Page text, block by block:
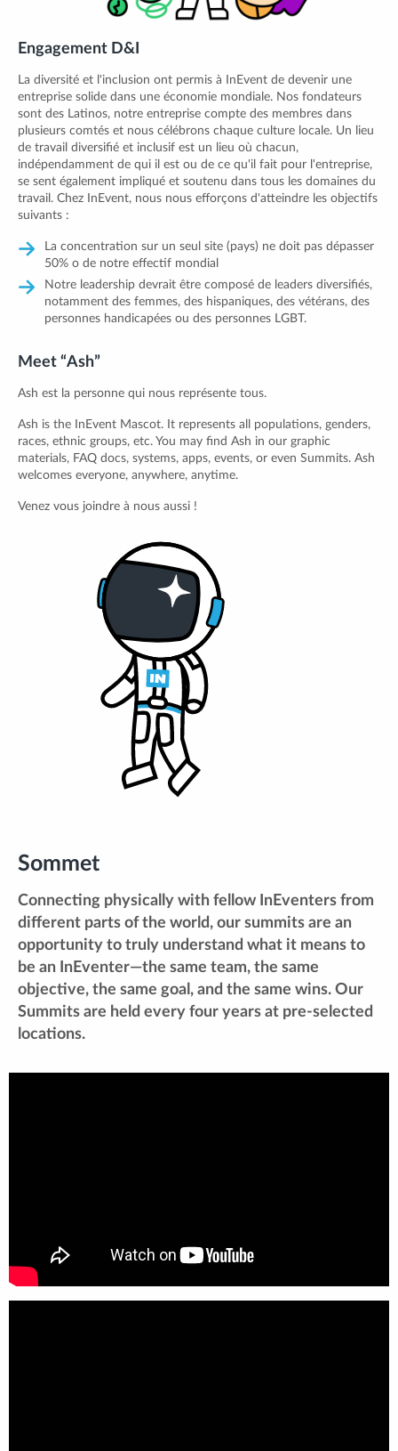
Engagement D&I
La diversité et l'inclusion ont permis à InEvent de devenir une
entreprise solide dans une économie mondiale. Nos fondateurs
sont des Latinos, notre entreprise compte des membres dans
plusieurs comtés et nous célébrons chaque culture locale. Un lieu
de travail diversifié et inclusif est un lieu où chacun,
indépendamment de qui il est ou de ce qu'il fait pour l'entreprise,
se sent également impliqué et soutenu dans tous les domaines du
travail. Chez InEvent, nous nous efforçons d'atteindre les objectifs
suivants :
La concentration sur un seul site (pays) ne doit pas dépasser
50% o de notre effectif mondial
Notre leadership devrait être composé de leaders diversifiés,
notamment des femmes, des hispaniques, des vétérans, des
personnes handicapées ou des personnes LGBT.
Meet “Ash”
Ash est la personne qui nous représente tous.
Ash is the InEvent Mascot. It represents all populations, genders,
races, ethnic groups, etc. You may find Ash in our graphic
materials, FAQ docs, systems, apps, events, or even Summits. Ash
welcomes everyone, anywhere, anytime.
Venez vous joindre à nous aussi !
Sommet
Connecting physically with fellow InEventers from
different parts of the world, our summits are an
opportunity to truly understand what it means to
be an InEventer—the same team, the same
objective, the same goal, and the same wins. Our
Summits are held every four years at pre-selected
locations.